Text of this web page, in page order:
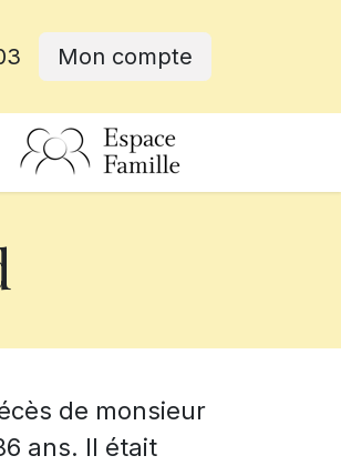
Mon compte
de monsieur
ans. Il était